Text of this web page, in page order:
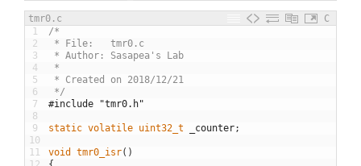
tmr0.c
C
1
2
3
4
5
6
7
8
9
10
11
/*
* File:   tmr0.c
* Author: Sasapea's Lab
*
* Created on 2018/12/21
*/
#include "tmr0.h"
static volatile uint32_t _counter;
void tmr0_isr( )